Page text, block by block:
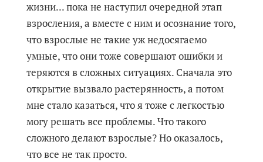
жизни... пока не наступил очередной этап
взросления, а вместе с ним и осознание того,
что взрослые не такие уж недосягаемо
умные, что они тоже совершают ошибки и
теряются в сложных ситуациях. Сначала это
открытие вызвало растерянность, а потом
мне стало казаться, что я тоже с легкостью
могу решать все проблемы. Что такого
сложного делают взрослые? Но оказалось,
что все не так просто.